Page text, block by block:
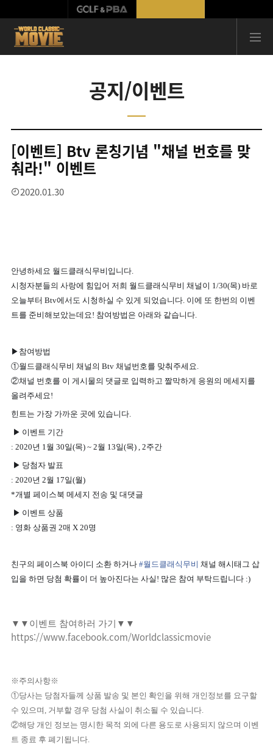
공지/이벤트
[이벤트] Btv 론칭기념 "채널 번호를 맞
춰라!" 이벤트
2020.01.30
안녕하세요 월드클래식무비입니다.
시청자분들의 사랑에 힘입어 저희 월드클래식무비 채널이 1/30(목) 바로
오늘부터 Btv에서도 시청하실 수 있게 되었습니다. 이에 또 한번의 이벤
트를 준비해보았는데요! 참여방법은 아래와 같습니다.
▶ 참여방법
①월드클래식무비 채널의 Btv 채널번호를 맞춰주세요.
②채널 번호를 이 게시물의 댓글로 입력하고 짤막하게 응원의 메세지를
올려주세요!
힌트는 가장 가까운 곳에 있습니다.
▶ 이벤트 기간
: 2020년 1월 30일(목) ~ 2월 13일(목) , 2주간
▶ 당첨자 발표
: 2020년 2월 17일(월)
*개별 페이스북 메세지 전송 및 대댓글
▶ 이벤트 상품
: 영화 상품권 2매 X 20명
친구의 페이스북 아이디 소환 하거나 #월드클래식무비 채널 해시태그 삽
입을 하면 당첨 확률이 더 높아진다는 사실! 많은 참여 부탁드립니다 :)
▼ ▼이벤트 참여하러 가기 ▼▼
https://www.facebook.com/Worldclassicmovie
​※주의사항※
①당사는 당첨자들께 상품 발송 및 본인 확인을 위해 개인정보를 요구할
수 있으며, 거부할 경우 당첨 사실이 취소될 수 있습니다.
②해당 개인 정보는 명시한 목적 외에 다른 용도로 사용되지 않으며 이벤
트 종료 후 폐기됩니다.